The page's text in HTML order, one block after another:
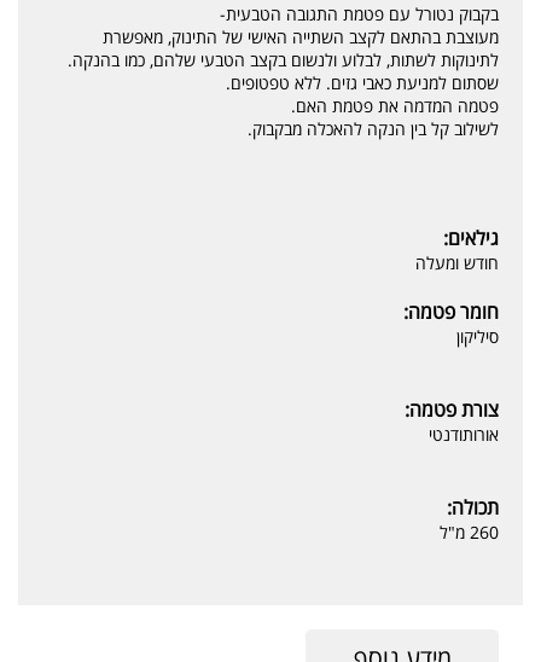
בקבוק נטורל עם פטמת התגובה הטבעית-
מעוצבת בהתאם לקצב השתייה האישי של התינוק, מאפשרת
לתינוקות לשתות, לבלוע ולנשום בקצב הטבעי שלהם, כמו בהנקה.
שסתום למניעת כאבי גזים. ללא טפטופים.
פטמה המדמה את פטמת האם.
לשילוב קל בין הנקה להאכלה מבקבוק.
גילאים:
חודש ומעלה
חומר פטמה:
סיליקון
צורת פטמה:
אורותודנטי
תכולה:
260 מ"ל